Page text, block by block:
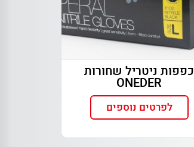
כפפות ניטריל שחורות
ONEDER
לפרטים נוספים